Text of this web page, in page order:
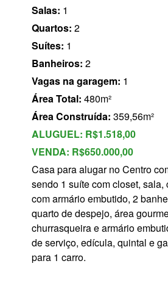
Salas: 1
Quartos: 2
Suítes: 1
Banheiros: 2
Vagas na garagem: 1
Área Total: 480m²
Área Construída: 359,56m²
ALUGUEL: R$1.518,00
VENDA: R$650.000,00
Casa para alugar no Centro
sendo 1 suíte com closet, sala,
com armário embutido, 2
quarto de despejo, área
churrasqueira e armário
de serviço, edícula, quintal e
para 1 carro.